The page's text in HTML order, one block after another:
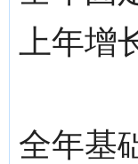
上年
全年基